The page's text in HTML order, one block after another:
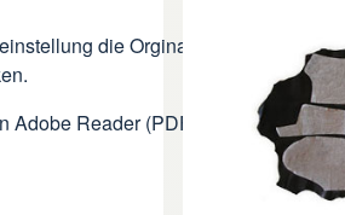
die Orginalgröße bei, also
Adobe Reader (PDF) besitzt, kannst